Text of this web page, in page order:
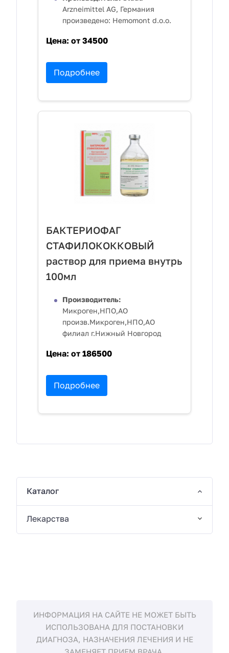
Arzneimittel AG, Германия
произведено: Hemomont d.o.o.
Цена: от 34500
Подробнее
БАКТЕРИОФАГ
СТАФИЛОКОККОВЫЙ
раствор для приема внутрь
100мл
Производитель:
Микроген,НПО,АО
произв.Микроген,НПО,АО
филиал г.Нижный Новгород
Цена: от 186500
Подробнее
Каталог
Лекарства
ИНФОРМАЦИЯ НА САЙТЕ НЕ МОЖЕТ БЫТЬ
ИСПОЛЬЗОВАНА ДЛЯ ПОСТАНОВКИ
ДИАГНОЗА, НАЗНАЧЕНИЯ ЛЕЧЕНИЯ И НЕ